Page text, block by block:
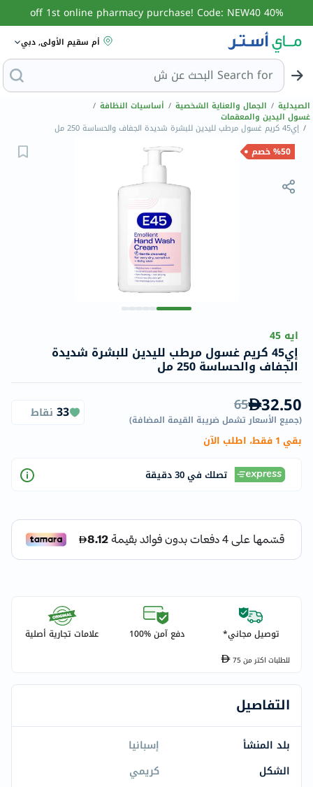
40% off 1st online pharmacy purchase! Code: NEW40
أم سقيم الأولى, دبي
Search for البحث عن
الصيدلية / الجمال والعناية الشخصية / أساسيات النظافة /
غسول اليدين والمعقمات
/ إي45 كريم غسول مرطب لليدين للبشرة شديدة الجفاف والحساسة 250 مل
%50 خصم
ايه 45
إي45 كريم غسول مرطب لليدين للبشرة شديدة
الجفاف والحساسة 250 مل
32.50
65
(جميع الأسعار تشمل ضريبة القيمة المضافة)
33 نقاط
بقي 1 فقط، اطلب الآن
تصلك في 30 دقيقة
توصيل مجاني* دفع آمن %100 علامات تجارية أصلية
للطلبات اكتر من75
التفاصيل
بلد المنشأ
إسبانيا
الشكل
كريمي